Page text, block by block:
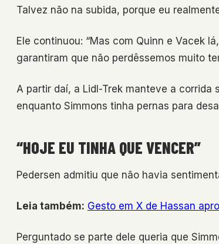
Talvez não na subida, porque eu
Ele continuou: “Mas com Quinn e Vacek
garantiram que não perdêssemos muito
A partir daí, a Lidl-Trek manteve a
enquanto Simmons tinha pernas para
“HOJE EU TINHA QUE VENCER”
Pedersen admitiu que não havia
Leia também: Gesto em X de Hassan
Perguntado se parte dele queria que